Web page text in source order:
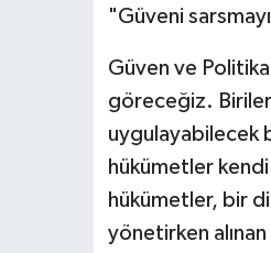
"Güveni
Güven ve
göreceğiz.
uygulayabilecek
hükümetler
hükümetler, bir
yönetirken